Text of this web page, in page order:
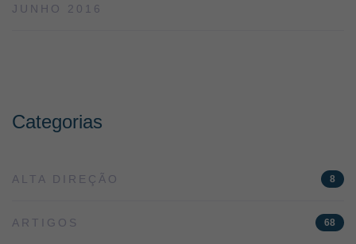
JUNHO 2016
Categorias
ALTA DIREÇÃO 8
ARTIGOS 68